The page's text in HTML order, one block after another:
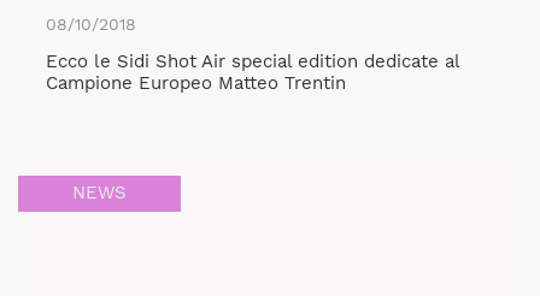
08/10/2018
Ecco le Sidi Shot Air special edition dedicate al
Campione Europeo Matteo Trentin
NEWS